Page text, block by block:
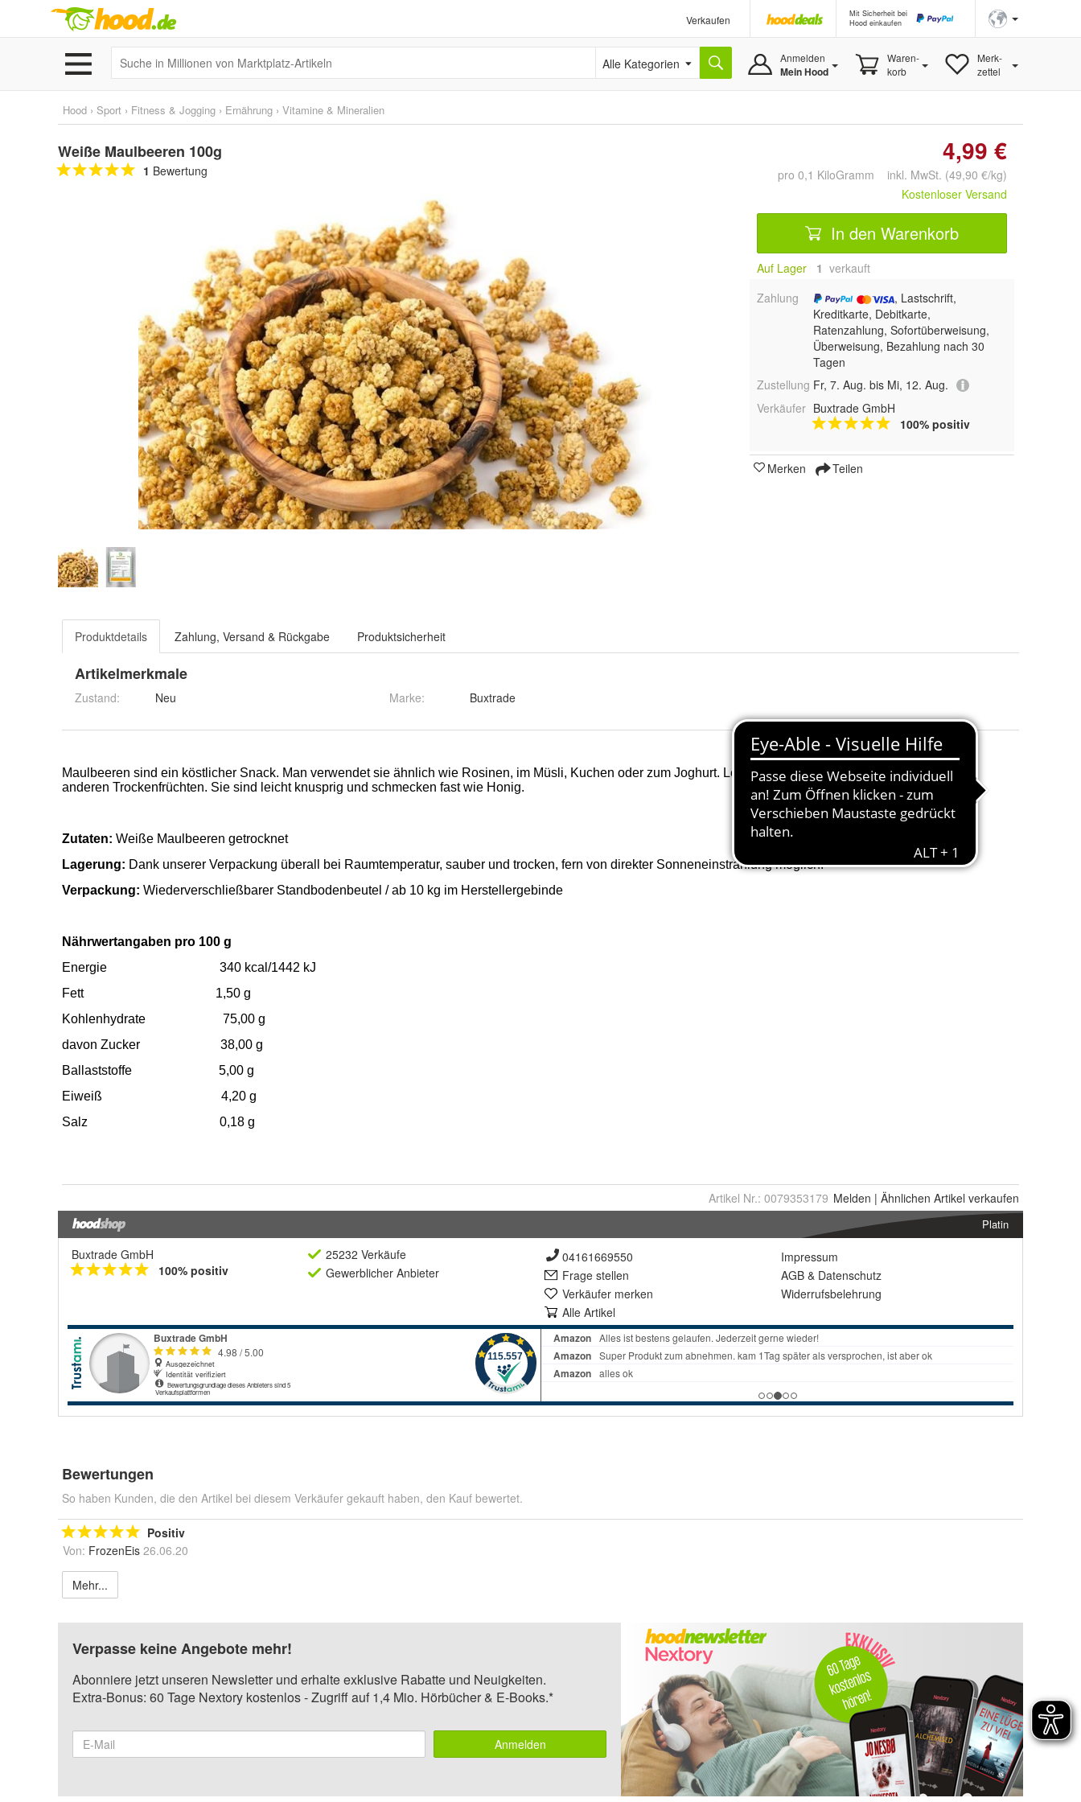
Verkaufen
Mit Sicherheit bei
Hood einkaufen
Alle Kategorien Anmelden
Mein Hood
Waren-
korb
Merk-
zettel
Hood › Sport › Fitness & Jogging › Ernährung › Vitamine & Mineralien
Weiße Maulbeeren 100g
1 Bewertung
4,99 €
pro 0,1 KiloGramm inkl. MwSt. (49,90 €/kg)
Kostenloser Versand
In den Warenkorb
Auf Lager 1 verkauft
Zahlung
, Lastschrift,
Kreditkarte, Debitkarte,
Ratenzahlung, Sofortüberweisung,
Überweisung, Bezahlung nach 30
Tagen
Zustellung Fr, 7. Aug. bis Mi, 12. Aug.
Verkäufer Buxtrade GmbH
100% positiv
Merken Teilen
Produktdetails Zahlung, Versand & Rückgabe Produktsicherheit
Artikelmerkmale
Zustand: Neu Marke: Buxtrade
Artikel Nr.: 0079353179 Melden | Ähnlichen Artikel verkaufen
Platin
Buxtrade GmbH
100% positiv
25232 Verkäufe
Gewerblicher Anbieter
04161669550
Frage stellen
Verkäufer merken
Alle Artikel
Impressum
AGB & Datenschutz
Widerrufsbelehrung
Bewertungen
So haben Kunden, die den Artikel bei diesem Verkäufer gekauft haben, den Kauf bewertet.
Positiv
Von: FrozenEis 26.06.20
Mehr...
Verpasse keine Angebote mehr!
Abonniere jetzt unseren Newsletter und erhalte exklusive Rabatte und Neuigkeiten.
Extra-Bonus: 60 Tage Nextory kostenlos - Zugriff auf 1,4 Mio. Hörbücher & E-Books.*
Anmelden